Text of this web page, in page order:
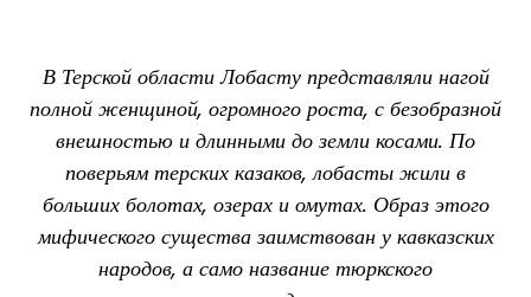
В Терской области Лобасту представляли нагой
полной женщиной, огромного роста, с безобразной
внешностью и длинными до земли косами. По
поверьям терских казаков, лобасты жили в
больших болотах, озерах и омутах. Образ этого
мифического существа заимствован у кавказских
народов, а само название тюркского